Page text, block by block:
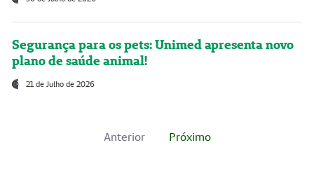
Segurança para os pets: Unimed apresenta novo
plano de saúde animal!
21 de Julho de 2026
Anterior Próximo